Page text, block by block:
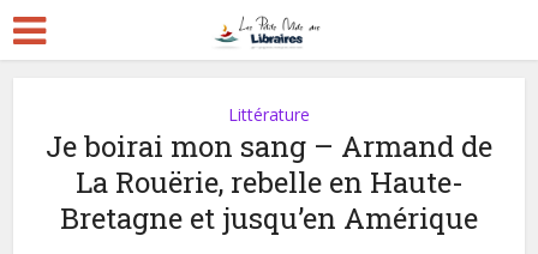
Littérature
Je boirai mon sang – Armand de
La Rouërie, rebelle en Haute-
Bretagne et jusqu’en Amérique